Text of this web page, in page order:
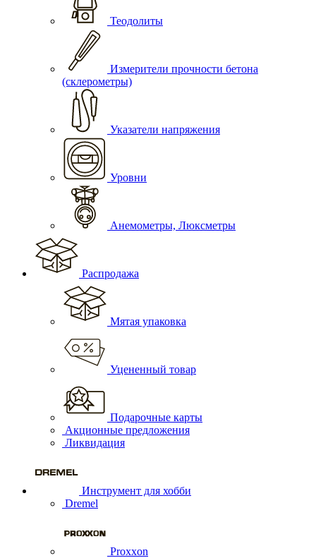
Теодолиты
Измерители прочности бетона
(склерометры)
Указатели напряжения
Уровни
Анемометры, Люксметры
Распродажа
Мятая упаковка
Уцененный товар
Подарочные карты
Акционные предложения
Ликвидация
Инструмент для хобби
Dremel
Proxxon